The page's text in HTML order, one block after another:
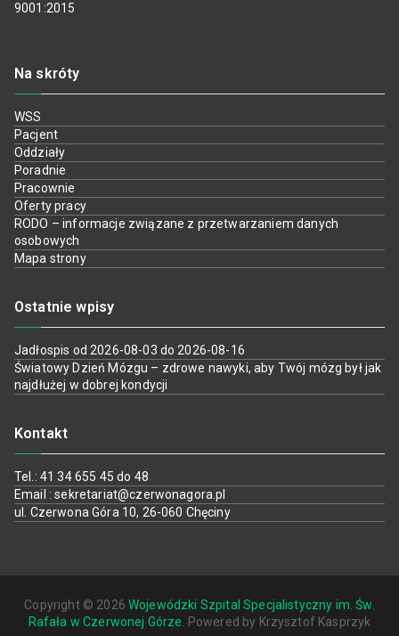
9001:2015
Na skróty
WSS
Pacjent
Oddziały
Poradnie
Pracownie
Oferty pracy
RODO – informacje związane z przetwarzaniem danych
osobowych
Mapa strony
Ostatnie wpisy
Jadłospis od 2026-08-03 do 2026-08-16
Światowy Dzień Mózgu – zdrowe nawyki, aby Twój mózg był jak
najdłużej w dobrej kondycji
Kontakt
Tel.: 41 34 655 45 do 48
Email : sekretariat@czerwonagora.pl
ul. Czerwona Góra 10, 26-060 Chęciny
Copyright © 2026 Wojewódzki Szpital Specjalistyczny im. Św.
Rafała w Czerwonej Górze. Powered by Krzysztof Kasprzyk